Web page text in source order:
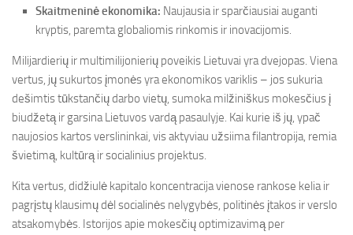
Skaitmeninė ekonomika: Naujausia ir sparčiausiai auganti
kryptis, paremta globaliomis rinkomis ir inovacijomis.
Milijardierių ir multimilijonierių poveikis Lietuvai yra dvejopas. Viena
vertus, jų sukurtos įmonės yra ekonomikos variklis – jos sukuria
dešimtis tūkstančių darbo vietų, sumoka milžiniškus mokesčius į
biudžetą ir garsina Lietuvos vardą pasaulyje. Kai kurie iš jų, ypač
naujosios kartos verslininkai, vis aktyviau užsiima filantropija, remia
švietimą, kultūrą ir socialinius projektus.
Kita vertus, didžiulė kapitalo koncentracija vienose rankose kelia ir
pagrįstų klausimų dėl socialinės nelygybės, politinės įtakos ir verslo
atsakomybės. Istorijos apie mokesčių optimizavimą per